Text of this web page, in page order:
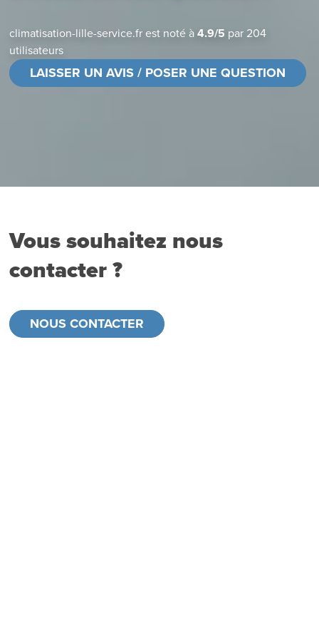
climatisation-lille-service.fr est noté à4.9/5 par 204
utilisateurs
LAISSER UN AVIS / POSER UNE QUESTION
Vous souhaitez nous
contacter ?
NOUS CONTACTER